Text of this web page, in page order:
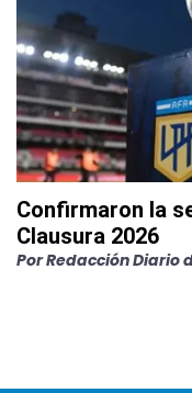
Confirmaron la
Clausura 2026
PorRedacción Diario